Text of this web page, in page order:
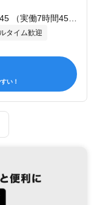
タイム歓迎
い！